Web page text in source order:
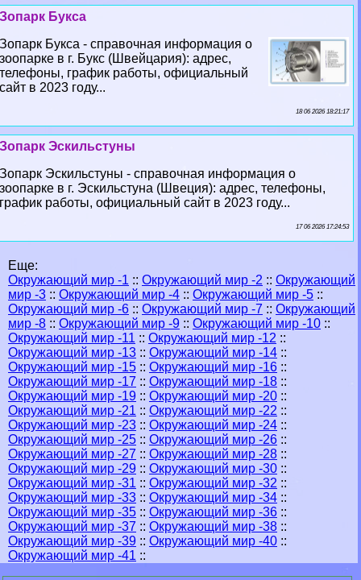
Зопарк Букса
Зопарк Букса - справочная информация о
зоопарке в г. Букс (Швейцария): адрес,
телефоны, график работы, официальный
сайт в 2023 году...
18 06 2026 18:21:17
Зопарк Эскильстуны
Зопарк Эскильстуны - справочная информация о
зоопарке в г. Эскильстуна (Швеция): адрес, телефоны,
график работы, официальный сайт в 2023 году...
17 06 2026 17:24:53
Еще:
Окружающий мир -1 :: Окружающий мир -2 :: Окружающий
мир -3 :: Окружающий мир -4 :: Окружающий мир -5 ::
Окружающий мир -6 :: Окружающий мир -7 :: Окружающий
мир -8 :: Окружающий мир -9 :: Окружающий мир -10 ::
Окружающий мир -11 :: Окружающий мир -12 ::
Окружающий мир -13 :: Окружающий мир -14 ::
Окружающий мир -15 :: Окружающий мир -16 ::
Окружающий мир -17 :: Окружающий мир -18 ::
Окружающий мир -19 :: Окружающий мир -20 ::
Окружающий мир -21 :: Окружающий мир -22 ::
Окружающий мир -23 :: Окружающий мир -24 ::
Окружающий мир -25 :: Окружающий мир -26 ::
Окружающий мир -27 :: Окружающий мир -28 ::
Окружающий мир -29 :: Окружающий мир -30 ::
Окружающий мир -31 :: Окружающий мир -32 ::
Окружающий мир -33 :: Окружающий мир -34 ::
Окружающий мир -35 :: Окружающий мир -36 ::
Окружающий мир -37 :: Окружающий мир -38 ::
Окружающий мир -39 :: Окружающий мир -40 ::
Окружающий мир -41 ::